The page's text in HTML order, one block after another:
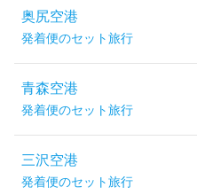
奥尻空港
発着便のセット旅行
青森空港
発着便のセット旅行
三沢空港
発着便のセット旅行